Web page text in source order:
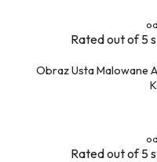
Ratedout of 5
Obraz Usta Malowane
Ratedout of 5